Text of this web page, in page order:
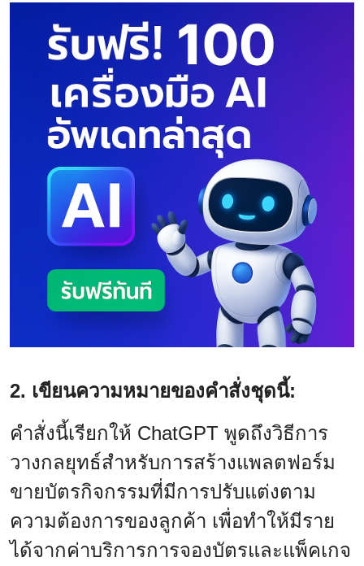
2. เขียนความหมายของคำสั่งชุดนี้:
คำสั่งนี้เรียกให้ ChatGPT พูดถึงวิธีการ
วางกลยุทธ์สำหรับการสร้างแพลตฟอร์ม
ขายบัตรกิจกรรมที่มีการปรับแต่งตาม
ความต้องการของลูกค้า เพื่อทำให้มีราย
ได้จากค่าบริการการจองบัตรและแพ็คเกจ